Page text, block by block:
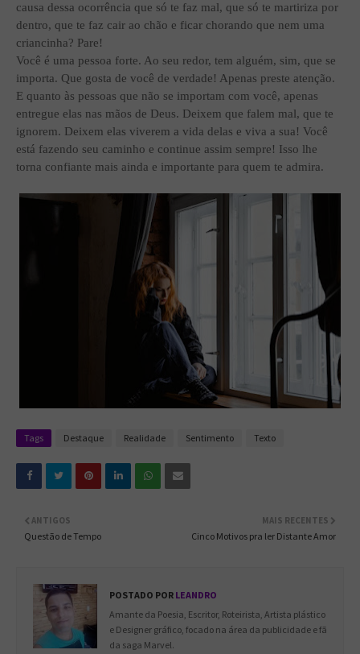
causa dessa ocorrência que só te faz mal, que só te martiriza por
dentro, que te faz cair ao chão e ficar chorando que nem uma
criancinha? Pare!
Você é uma pessoa forte. Ao seu redor, tem alguém, sim, que se
importa. Que gosta de você de verdade! Apenas preste atenção.
E quanto às pessoas que não se importam com você, apenas
entregue elas nas mãos de Deus. Deixem que falem mal, que te
ignorem. Deixem elas viverem a vida delas e viva a sua! Você
está fazendo seu caminho e continue assim sempre! Isso lhe
torna confiante mais ainda e importante para quem te admira.
Tags Destaque Realidade Sentimento Texto
MAIS RECENTES
Cinco Motivos pra ler Distante Amor
ANTIGOS
Questão de Tempo
POSTADO POR LEANDRO
Amante da Poesia, Escritor, Roteirista, Artista plástico
e Designer gráfico, focado na área da publicidade e fã
da saga Marvel.